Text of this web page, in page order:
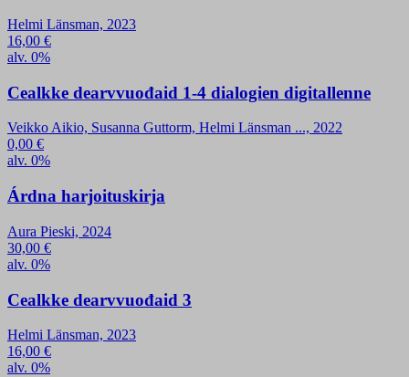
Helmi Länsman, 2023
16,00 €
alv. 0%
Cealkke dearvvuođaid 1-4 dialogien digitallenne
Veikko Aikio, Susanna Guttorm, Helmi Länsman ..., 2022
0,00 €
alv. 0%
Árdna harjoituskirja
Aura Pieski, 2024
30,00 €
alv. 0%
Cealkke dearvvuođaid 3
Helmi Länsman, 2023
16,00 €
alv. 0%